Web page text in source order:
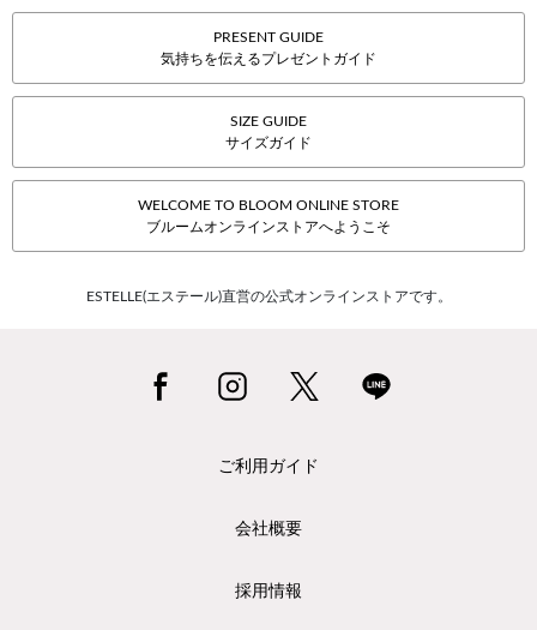
PRESENT GUIDE
気持ちを伝えるプレゼントガイド
SIZE GUIDE
サイズガイド
WELCOME TO BLOOM ONLINE STORE
ブルームオンラインストアへようこそ
ESTELLE(エステール)直営の公式オンラインストアです。
ご利用ガイド
会社概要
採用情報